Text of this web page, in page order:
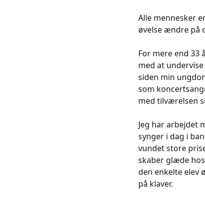
Alle mennesker
øvelse ændre på
For mere end 33
med at
siden min
som
med tilværelsen
Jeg har arbejdet
synger i dag i
vundet store
skaber glæde
den enkelte elev
på klaver.